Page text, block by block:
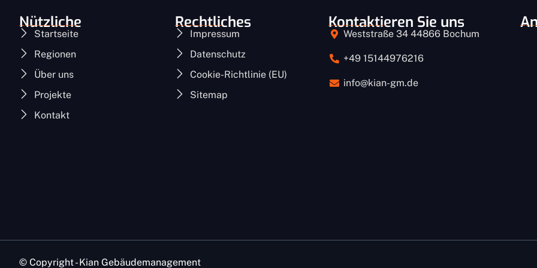
Nützliche
Startseite
Regionen
Über uns
Projekte
Kontakt
Rechtliches
Impressum
Datenschutz
Cookie-Richtlinie (EU)
Sitemap
Kontaktieren Sie uns
Weststraße 34 44866 Bochum
+49 15144976216
info@kian-gm.de
© Copyright - Kian Gebäudemanagement